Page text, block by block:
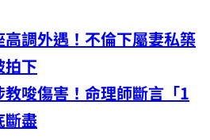
高調外遇！不倫下屬妻私築
下
教唆傷害！命理師斷言「1
斷盡